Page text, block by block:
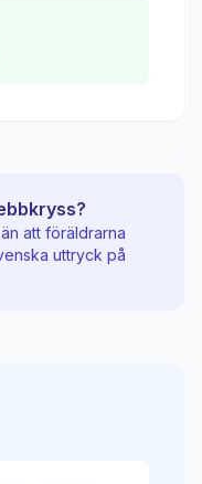
att föräldrarna
uttryck på